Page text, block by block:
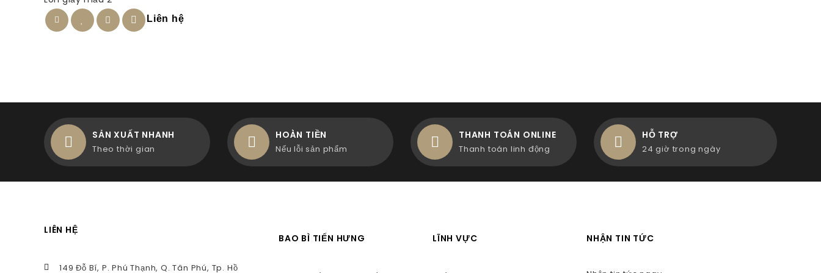
out
of
5
Liên hệ
SẢN XUẤT NHANH
Theo thời gian
HOÀN TIỀN
Nếu lỗi sản phẩm
THANH TOÁN ONLINE
Thanh toán linh động
HỖ TRỢ
24 giờ trong ngày
LIÊN HỆ
149 Đỗ Bí, P. Phú Thạnh, Q. Tân Phú, Tp. Hồ
BAO BÌ TIẾN HƯNG LĨNH VỰC NHẬN TIN TỨC